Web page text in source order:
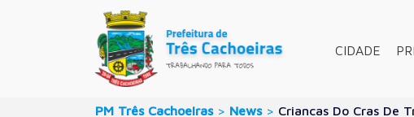
CIDADE
PM Três Cachoeiras > News > Criancas Do Cras De